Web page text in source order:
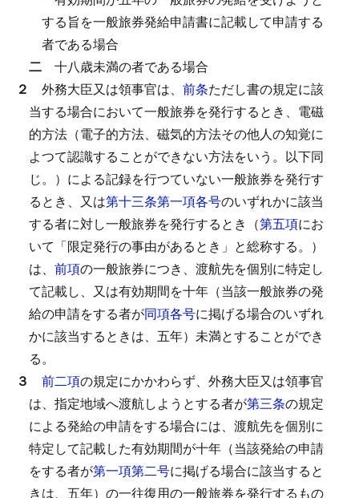
する旨を一般旅券発給申請書に記載して申請する
者である場合
二 十八歳未満の者である場合
２ 外務大臣又は領事官は、 前条ただし書の規定に該
当する場合において一般旅券を発行するとき、電磁
的方法（電子的方法、磁気的方法その他人の知覚に
よつて認識することができない方法をいう。以下同
じ。）による記録を行つていない一般旅券を発行す
るとき、又は第十三条第一項各号のいずれかに該当
する者に対し一般旅券を発行するとき（第五項にお
いて「限定発行の事由があるとき」と総称する。）
は、 前項の一般旅券につき、渡航先を個別に特定し
て記載し、又は有効期間を十年（当該一般旅券の発
給の申請をする者が同項各号に掲げる場合のいずれ
かに該当するときは、五年）未満とすることができ
る。
３ 前二項の規定にかかわらず、外務大臣又は領事官
は、指定地域へ渡航しようとする者が第三条の規定
による発給の申請をする場合には、渡航先を個別に
特定して記載した有効期間が十年（当該発給の申請
をする者が第一項第二号に掲げる場合に該当すると
きは、五年）の一往復用の一般旅券を発行するもの